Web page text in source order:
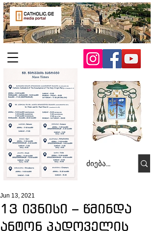
13 ივნისი – წმინდა
ანტონ პადოველის
Jun 13, 2021